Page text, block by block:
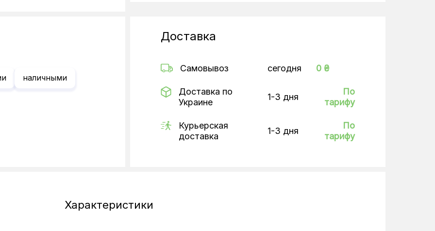
наличными
Доставка
Самовывоз сегодня 0 ₴
Доставка по
Украине
1-3 дня
По
тарифу
Курьерская
доставка
1-3 дня
По
тарифу
Характеристики